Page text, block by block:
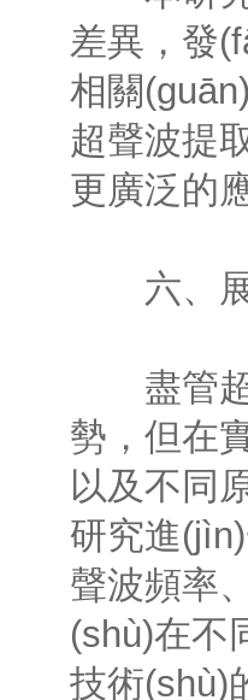
差異，
相關(guān)
超聲波提
更廣泛的
六、
盡管超
勢，但在
以及不同
研究進
聲波頻率
(shù)在不
技術(shù)